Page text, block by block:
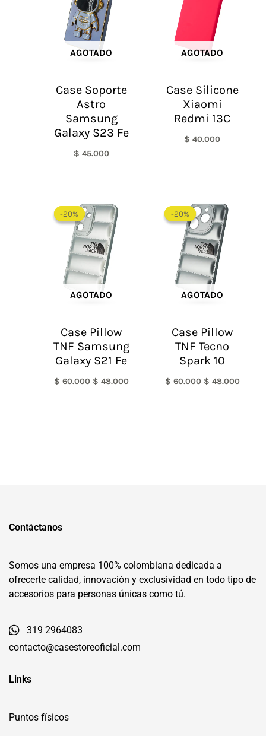
AGOTADO
Case Soporte
Astro
Samsung
Galaxy S23 Fe
$ 45.000
AGOTADO
Case Silicone
Xiaomi
Redmi 13C
$ 40.000
-20%
AGOTADO
-20%
Case Pillow
TNF Samsung
Galaxy S21 Fe
$60.000
precio
original
era:
$ 60.000.
$ 48.000
-20%
AGOTADO
-20%
Case Pillow
TNF Tecno
Spark 10
$60.000
precio
original
era:
$ 60.000.
$ 48.000
Contáctanos
Somos una empresa 100% colombiana dedicada a
ofrecerte calidad, innovación y exclusividad en todo tipo de
accesorios para personas únicas como tú.
319 2964083
contacto@casestoreoficial.com
Links
Puntos físicos